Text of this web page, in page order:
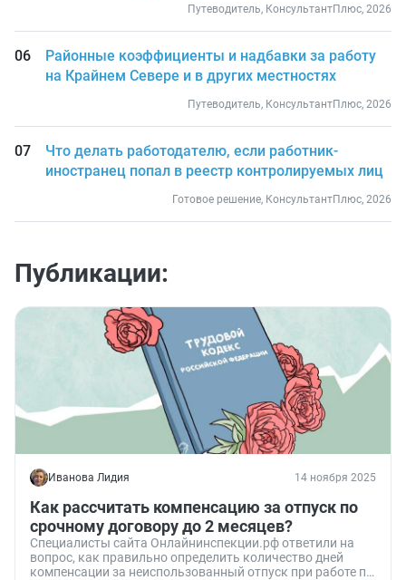
Путеводитель, КонсультантПлюс, 2026
Районные коэффициенты и надбавки за работу
на Крайнем Севере и в других местностях
Путеводитель, КонсультантПлюс, 2026
Что делать работодателю, если работник-
иностранец попал в реестр контролируемых лиц
Готовое решение, КонсультантПлюс, 2026
Публикации:
Иванова Лидия 14 ноября 2025
Как рассчитать компенсацию за отпуск по
срочному договору до 2 месяцев?
Специалисты сайта Онлайнинспекции.рф ответили на
вопрос, как правильно определить количество дней
компенсации за неиспользованный отпуск при работе по